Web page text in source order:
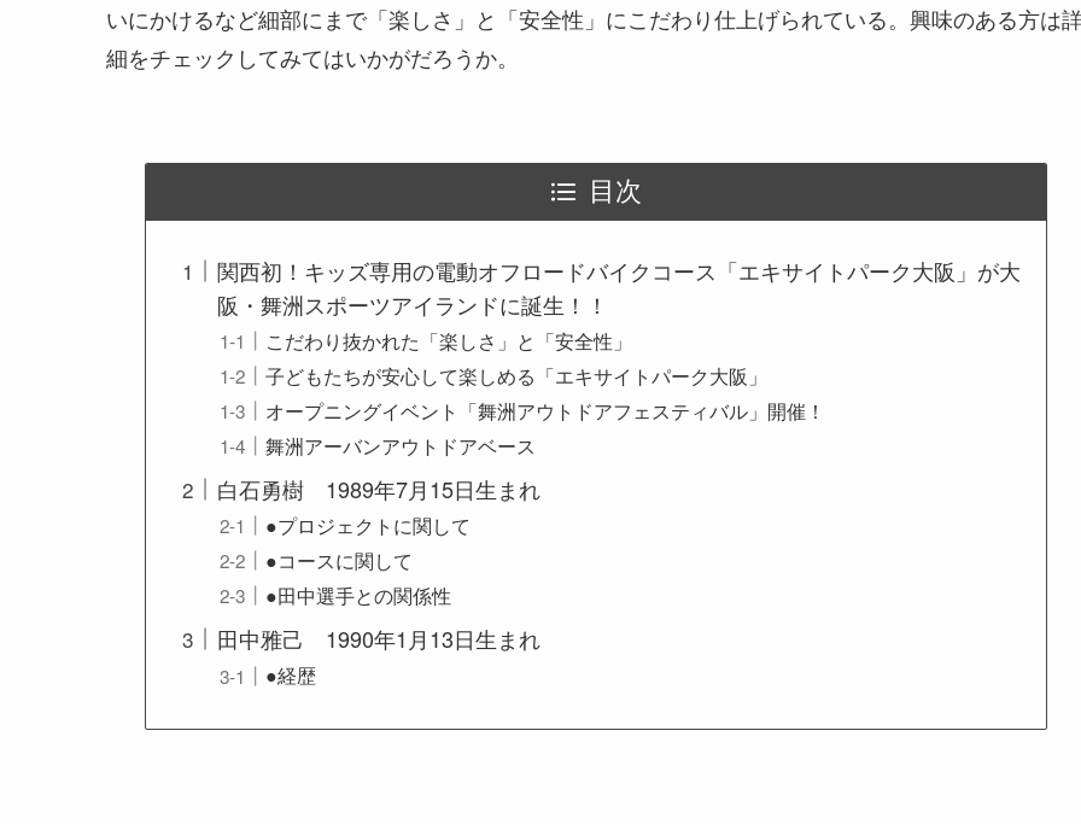
いにかけるなど細部にまで「楽しさ」と「安全性」にこだわり仕上げられている。興味のある方は
細をチェックしてみてはいかがだろうか。
目次
関西初！キッズ専用の電動オフロードバイクコース「エキサイトパーク大阪」が大
阪・舞洲スポーツアイランドに誕生！！
こだわり抜かれた「楽しさ」と「安全性」
子どもたちが安心して楽しめる「エキサイトパーク大阪」
オープニングイベント「舞洲アウトドアフェスティバル」開催！
舞洲アーバンアウトドアベース
白石勇樹 1989年7月15日生まれ
●プロジェクトに関して
●コースに関して
●田中選手との関係性
田中雅己 1990年1月13日生まれ
●経歴